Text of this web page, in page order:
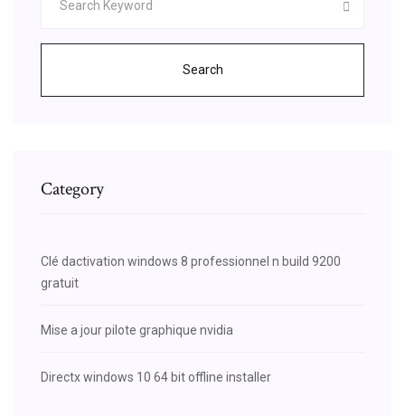
Search
Category
Clé dactivation windows 8 professionnel n build 9200
gratuit
Mise a jour pilote graphique nvidia
Directx windows 10 64 bit offline installer